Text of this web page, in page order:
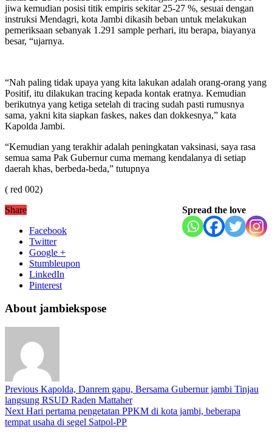
jiwa kemudian posisi titik empiris sekitar 25-27 %, sesuai dengan
instruksi Mendagri, kota Jambi dikasih beban untuk melakukan
pemeriksaan sebanyak 1.291 sample perhari, itu berapa, biayanya
besar, “ujarnya.
“Nah paling tidak upaya yang kita lakukan adalah orang-orang yang
Positif, itu dilakukan tracing kepada kontak eratnya. Kemudian
berikutnya yang ketiga setelah di tracing sudah pasti rumusnya
sama, yakni kita siapkan faskes, nakes dan dokkesnya,” kata
Kapolda Jambi.
“Kemudian yang terakhir adalah peningkatan vaksinasi, saya rasa
semua sama Pak Gubernur cuma memang kendalanya di setiap
daerah khas, berbeda-beda,” tutupnya
( red 002)
Spread the love
Share
Facebook
Twitter
Google +
Stumbleupon
LinkedIn
Pinterest
About jambiekspose
Previous Kapolda, Danrem gapu, Bersama Gubernur jambi Tinjau
langsung RSUD Raden Mattaher
Next Hari pertama pengetatan PPKM di kota jambi, beberapa
tempat usaha di segel Satpol-PP